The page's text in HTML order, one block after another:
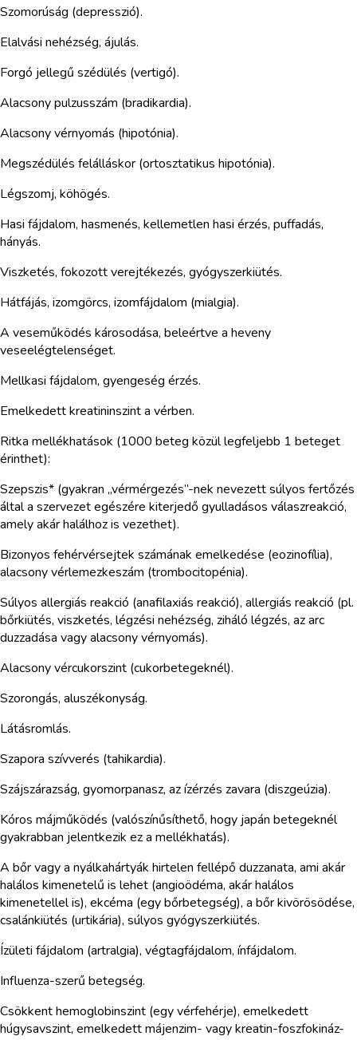
Szomorúság (depresszió).
Elalvási nehézség, ájulás.
Forgó jellegű szédülés (vertigó).
Alacsony pulzusszám (bradikardia).
Alacsony vérnyomás (hipotónia).
Megszédülés felálláskor (ortosztatikus hipotónia).
Légszomj, köhögés.
Hasi fájdalom, hasmenés, kellemetlen hasi érzés, puffadás,
hányás.
Viszketés, fokozott verejtékezés, gyógyszerkiütés.
Hátfájás, izomgörcs, izomfájdalom (mialgia).
A veseműködés károsodása, beleértve a heveny
veseelégtelenséget.
Mellkasi fájdalom, gyengeség érzés.
Emelkedett kreatininszint a vérben.
Ritka mellékhatások (1000 beteg közül legfeljebb 1 beteget
érinthet):
Szepszis* (gyakran „vérmérgezés”-nek nevezett súlyos fertőzés
által a szervezet egészére kiterjedő gyulladásos válaszreakció,
amely akár halálhoz is vezethet).
Bizonyos fehérvérsejtek számának emelkedése (eozinofília),
alacsony vérlemezkeszám (trombocitopénia).
Súlyos allergiás reakció (anafilaxiás reakció), allergiás reakció (pl.
bőrkiütés, viszketés, légzési nehézség, ziháló légzés, az arc
duzzadása vagy alacsony vérnyomás).
Alacsony vércukorszint (cukorbetegeknél).
Szorongás, aluszékonyság.
Látásromlás.
Szapora szívverés (tahikardia).
Szájszárazság, gyomorpanasz, az ízérzés zavara (diszgeúzia).
Kóros májműködés (valószínűsíthető, hogy japán betegeknél
gyakrabban jelentkezik ez a mellékhatás).
A bőr vagy a nyálkahártyák hirtelen fellépő duzzanata, ami akár
halálos kimenetelű is lehet (angioödéma, akár halálos
kimenetellel is), ekcéma (egy bőrbetegség), a bőr kivörösödése,
csalánkiütés (urtikária), súlyos gyógyszerkiütés.
Ízületi fájdalom (artralgia), végtagfájdalom, ínfájdalom.
Influenza-szerű betegség.
Csökkent hemoglobinszint (egy vérfehérje), emelkedett
húgysavszint, emelkedett májenzim- vagy kreatin-foszfokináz-